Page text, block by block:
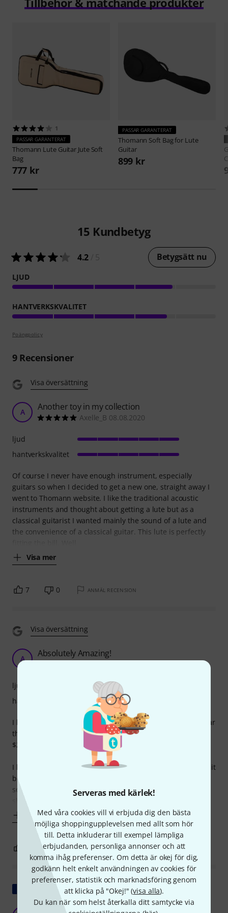
Serveras med kärlek!
Med våra cookies vill vi erbjuda dig den bästa
möjliga shoppingupplevelsen med allt som hör
till. Detta inkluderar till exempel lämpliga
erbjudanden, personliga annonser och att
komma ihåg preferenser. Om detta är okej för dig,
godkänn helt enkelt användningen av cookies för
preferenser, statistik och marknadsföring genom
att klicka på "Okej!" (visa alla).
Du kan när som helst återkalla ditt samtycke via
1
PASSAR GARANTERAT
Thomann Lute Guitar Jute Soft
Bag
777 kr
PASSAR GARANTERAT
Thomann Soft Bag for Lute
Guitar
899 kr
15 Kundbetyg
4.2 Betygsätt nu
LJUD
HANTVERKSKVALITET
Poängpolicy
9Recensioner
Visa översättning
A Another toy in my collection
Axelle_B 08.08.2020
Of course I never have enough instrument, especially
guitars so when I decided to get a new one, straight away I
went to Thomann website. I like the traditional acoustic
instruments and thought about getting a lute but as a
classical guitarist I wanted mainly the sound of a lute and
the convenience of a classical guitar. This lute is perfectly
Visa mer
ljud
hantverkskvalitet
7 0 ANMÄL RECENSION
Visa översättning
A Absolutely Amazing!
I have never in my life found a an acoustic or classical guitar
that sounded so good I had to have it. I've played
$2000-$4000 guitars and nothing has wowed me.
I live in the USA so I couldn't play this one before i ordered it
but its always been a dream of mine to learn lute.. this
solves the problem so for the price I decided to give it a
shot.. WOW. this
Visa mer
ljud
hantverkskvalitet
3 ANMÄL RECENSION
Visa original
Originaldesign, men ett besvikande ljud.